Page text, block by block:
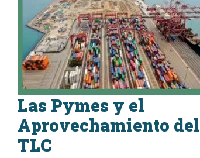
Las Pymes y el
Aprovechamiento del
TLC